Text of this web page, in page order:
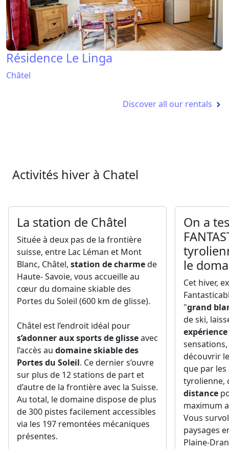
Résidence Le Linga
Châtel
Discover all our rentals
Activités hiver à Chatel
La station de Châtel
Située à deux pas de la frontière
suisse, entre Lac Léman et Mont
Blanc, Châtel, station de charmede
Haute- Savoie, vous accueille au
cœur du domaine skiable des
Portes du Soleil (600 km de glisse).
Châtel est l’endroit idéal pour
s’adonner aux sports de glisseavec
l’accès au domaine skiable des
Portes du Soleil. Ce dernier s’ouvre
sur plus de 12 stations de part et
d’autre de la frontière avec la Suisse.
Au total, le domaine dispose de plus
de 300 pistes facilement accessibles
via les 197 remontées mécaniques
présentes.
On a
le
Cet hiver,
"grand
de ski,
découvrir
que par les
tyrolienne,
distance
maximum
Vous
paysages
Plaine-